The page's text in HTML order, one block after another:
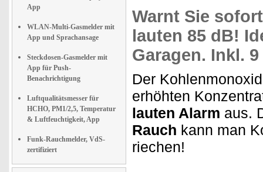
App
WLAN-Multi-Gasmelder mit
App und Sprachansage
Steckdosen-Gasmelder mit
App für Push-
Benachrichtigung
Luftqualitätsmesser für
HCHO, PM1/2,5, Temperatur
& Luftfeuchtigkeit, App
Funk-Rauchmelder, VdS-
zertifiziert
Warnt Sie sofort
lauten 85 dB!
Garagen. Inkl.
Der
erhöhten
lauten Alarm aus.
Rauch kann man
riechen!